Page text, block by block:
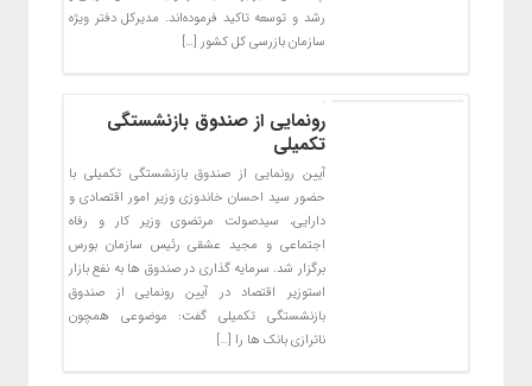
رشد و توسعه تاکید فرموده‌اند. مدیرکل دفتر ویژه
سازمان بازرسی کل کشور […]
رونمایی از صندوق بازنشستگی
تکمیلی
آیین رونمایی از صندوق بازنشستگی تکمیلی با
حضور سید احسان خاندوزی وزیر امور اقتصادی و
دارایی، سیدصولت مرتضوی وزیر کار و رفاه
اجتماعی و مجید عشقی رئیس سازمان بورس
برگزار شد. سرمایه گذاری در صندوق ها به نفع بازار
استوزیر اقتصاد در آیین رونمایی از صندوق
بازنشستگی تکمیلی گفت: موضوعی همچون
ناترازی بانک ها را […]